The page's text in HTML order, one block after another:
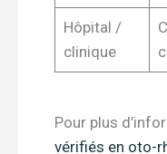
Hôpital /
clinique
Pour plus
vérifiés en oto-